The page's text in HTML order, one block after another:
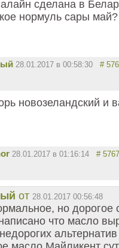
сделана в
нормуль сары
28.01.2017 в 00:58:30 #
новозеландский и
28.01.2017 в 01:16:14 #
от 28.01.2017 00:56:48
но дорогое
что масло